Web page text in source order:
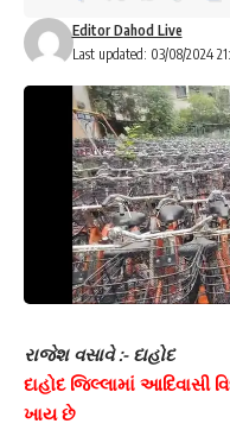
Last updated: 03/08/2024
Editor Dahod Live
રાજેશ વસાવે :- દાહોદ
દાહોદ જિલ્લામાં આદિવાસી
ખાય છે